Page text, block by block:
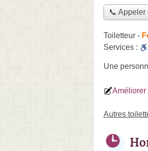
📞 Appeler
Toiletteur -
Services :
Une
Améliorer
Autres